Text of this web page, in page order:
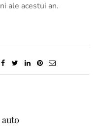
ale acestui an.